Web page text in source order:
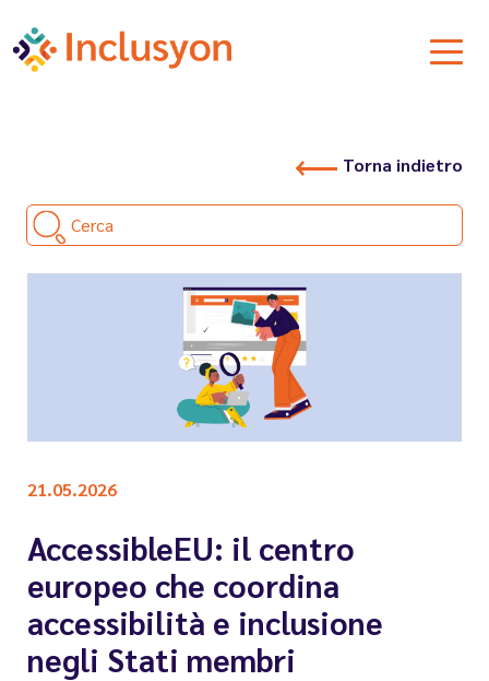
Torna indietro
Cerca
21.05.2026
AccessibleEU: il centro
europeo che coordina
accessibilità e inclusione
negli Stati membri